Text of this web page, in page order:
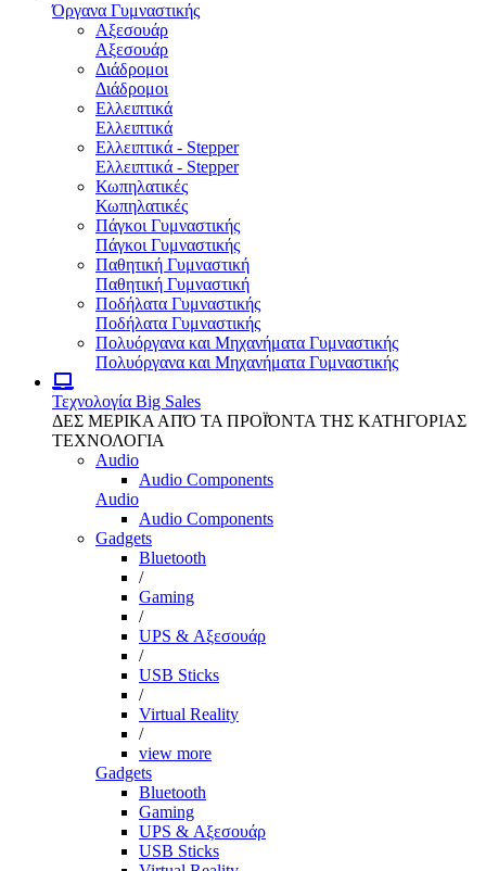
Όργανα Γυμναστικής
Αξεσουάρ
Αξεσουάρ
Διάδρομοι
Διάδρομοι
Ελλειπτικά
Ελλειπτικά
Ελλειπτικά - Stepper
Ελλειπτικά - Stepper
Κωπηλατικές
Κωπηλατικές
Πάγκοι Γυμναστικής
Πάγκοι Γυμναστικής
Παθητική Γυμναστική
Παθητική Γυμναστική
Ποδήλατα Γυμναστικής
Ποδήλατα Γυμναστικής
Πολυόργανα και Μηχανήματα Γυμναστικής
Πολυόργανα και Μηχανήματα Γυμναστικής
Τεχνολογία Big Sales
ΔΕΣ ΜΕΡΙΚΑ ΑΠΌ ΤΑ ΠΡΟΪΌΝΤΑ ΤΗΣ ΚΑΤΗΓΟΡΙΑΣ
ΤΕΧΝΟΛΟΓΙΑ
Audio
Audio Components
Audio
Audio Components
Gadgets
Bluetooth
/
Gaming
/
UPS & Αξεσουάρ
/
USB Sticks
/
Virtual Reality
/
view more
Gadgets
Bluetooth
Gaming
UPS & Αξεσουάρ
USB Sticks